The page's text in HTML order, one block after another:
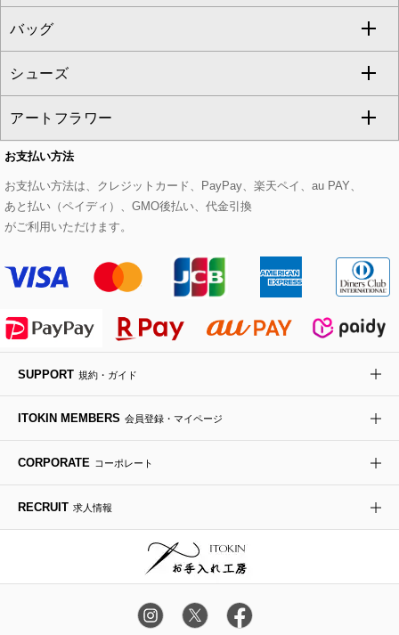
eur3
Maison de CINQ
MK MICHEL KLEIN BAG
HIROKO KOSHINO
パーカー
タンクトップ・キャミソール
スウェット・ジャージー
その他のトップス
サロペット・オールインワン
その他のパンツ
ショート・ミニ丈スカート
その他のスカート
セットアップ
セットアップジャケット
セットアップパンツ
セットアップスカート
セットアップワンピース
ピーコート
ダッフルコート
チェスターコート
モッズコート
ステンカラーコート
ライダースジャケット
デニムジャケット
ダウンジャケット・コート
マスク
ストール・マフラー・スヌード
ベルト・サスペンダー
帽子
ヘアアクセサリー
ハンカチ・バンダナ
手袋
チャーム・ストラップ
すべてのアクセサリー
ネックレス
ピアス・イヤリング
ブレスレット・バングル
ブローチ・コサージュ
バッグ
すべてのバッグ
トートバッグ
ショルダーバッグ
ボストンバッグ
バックパック・リュック
ボディバッグ・メッセンジャーバッグ
トラベルバッグ
シューズ
すべてのシューズ
パンプス
スニーカー
フラットシューズ
ローファー
ドレスシューズ
アートフラワー
すべてのアートフラワー
ローズ
カサブランカ・カラー
ラナンキュラス
ポプリアレンジ＆フレグランス
お支払い方法
お支払い方法は、クレジットカード、PayPay、楽天ペイ、au PAY、
あと払い（ペイディ）、GMO後払い、代金引換
がご利用いただけます。
SUPPORT 規約・ガイド
ITOKIN MEMBERS 会員登録・マイページ
CORPORATE コーポレート
RECRUIT 求人情報